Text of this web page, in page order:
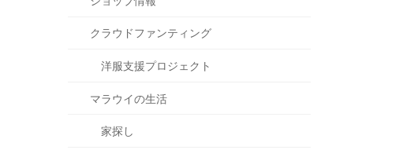
クラウドファンティング
洋服支援プロジェクト
マラウイの生活
家探し